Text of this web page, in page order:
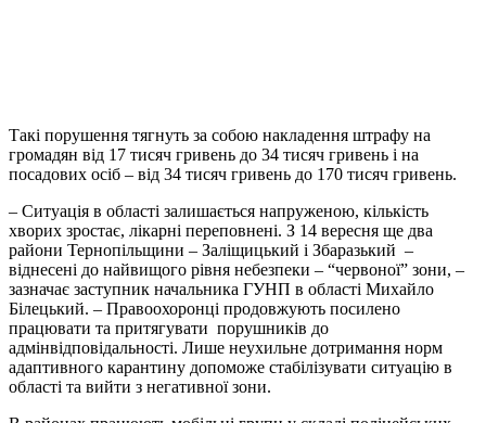
Такі порушення тягнуть за собою накладення штрафу на
громадян від 17 тисяч гривень до 34 тисяч гривень і на
посадових осіб – від 34 тисяч гривень до 170 тисяч гривень.
– Ситуація в області залишається напруженою, кількість
хворих зростає, лікарні переповнені. З 14 вересня ще два
райони Тернопільщини – Заліщицький і Збаразький –
віднесені до найвищого рівня небезпеки – “червоної” зони, –
зазначає заступник начальника ГУНП в області Михайло
Білецький. – Правоохоронці продовжують посилено
працювати та притягувати порушників до
адмінвідповідальності. Лише неухильне дотримання норм
адаптивного карантину допоможе стабілізувати ситуацію в
області та вийти з негативної зони.